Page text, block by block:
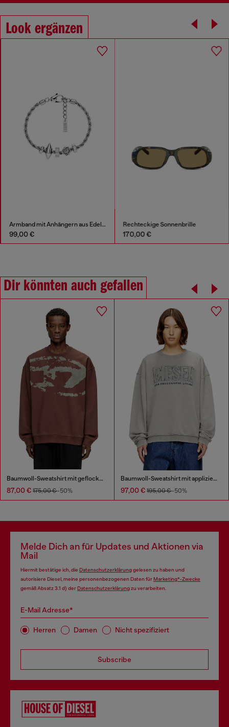
Look ergänzen
Armband mit Anhängern aus Edelstahl
99,00 €
Rechteckige Sonnenbrille
170,00 €
Dir könnten auch gefallen
Baumwoll-Sweatshirt mit geflocktem Oval D
87,00 € 175,00 €-50%
Baumwoll-Sweatshirt mit appliziertem Logo
97,00 € 195,00 €-50%
Melde Dich an für Updates und Aktionen via
Mail
Hiermit bestätige ich, die Datenschutzerklärunggelesen zu haben und
autorisiere Diesel, meine personenbezogenen Daten fürMarketing*-Zwecke
gemäß Absatz 3.1 d) derDatenschutzerklärungzu verarbeiten.
E-Mail Adresse*
Herren Damen Nicht spezifiziert
Subscribe